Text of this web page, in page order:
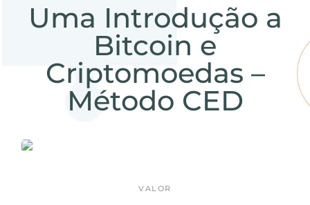
Uma Introdução a
Bitcoin e
Criptomoedas –
Método CED
VALOR